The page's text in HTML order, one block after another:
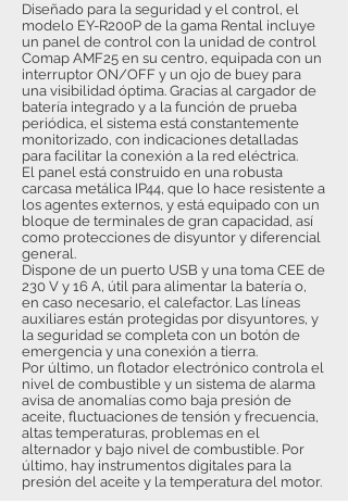
Diseñado para la seguridad y el control, el
modelo EY-R200P de la gama Rental incluye
un panel de control con la unidad de control
Comap AMF25 en su centro, equipada con un
interruptor ON/OFF y un ojo de buey para
una visibilidad óptima. Gracias al cargador de
batería integrado y a la función de prueba
periódica, el sistema está constantemente
monitorizado, con indicaciones detalladas
para facilitar la conexión a la red eléctrica.
El panel está construido en una robusta
carcasa metálica IP44, que lo hace resistente a
los agentes externos, y está equipado con un
bloque de terminales de gran capacidad, así
como protecciones de disyuntor y diferencial
general.
Dispone de un puerto USB y una toma CEE de
230 V y 16 A, útil para alimentar la batería o,
en caso necesario, el calefactor. Las líneas
auxiliares están protegidas por disyuntores, y
la seguridad se completa con un botón de
emergencia y una conexión a tierra.
Por último, un flotador electrónico controla el
nivel de combustible y un sistema de alarma
avisa de anomalías como baja presión de
aceite, fluctuaciones de tensión y frecuencia,
altas temperaturas, problemas en el
alternador y bajo nivel de combustible. Por
último, hay instrumentos digitales para la
presión del aceite y la temperatura del motor.